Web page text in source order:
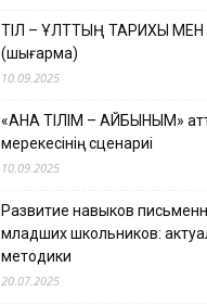
ТІЛ – ҰЛТТЫҢ ТАРИХЫ
(шығарма)
10.09.2025
«АНА ТІЛІМ – АЙБЫНЫМ»
мерекесінің сценариі
10.09.2025
Развитие навыков
младших школьников:
методики
20.07.2025